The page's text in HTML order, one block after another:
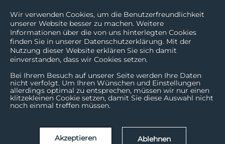
Wir verwenden Cookies, um die Benutzerfreundlichkeit
unserer Website besser zu machen. Weitere
Informationen über die von uns hinterlegten Cookies
finden Sie in unserer Datenschutzerklärung. Mit der
Nutzung dieser Website erklären Sie sich damit
einverstanden, dass wir Cookies setzen.
Bei Ihrem Besuch auf unserer Seite werden Ihre Daten
nicht verfolgt. Um Ihren Wünschen und Einstellungen
allerdings optimal zu entsprechen, müssen wir nur einen
klitzekleinen Cookie setzen, damit Sie diese Auswahl nicht
noch einmal treffen müssen.
Akzeptieren Ablehnen